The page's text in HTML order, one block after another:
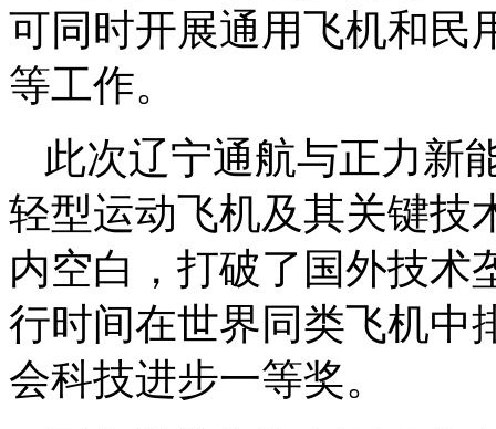
可同时开展通用飞机和民
等工作。
此次辽宁通航与正力新
轻型运动飞机及其关键技
内空白，打破了国外技术
行时间在世界同类飞机中
会科技进步一等奖。